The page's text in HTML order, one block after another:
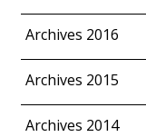
Archives 2016
Archives 2015
Archives 2014